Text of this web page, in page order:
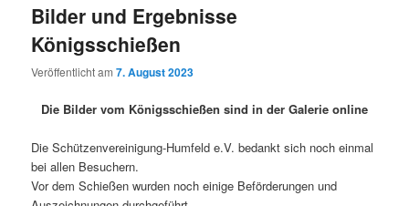
Bilder und Ergebnisse
Königsschießen
Veröffentlicht am7. August 2023
Die Bilder vom Königsschießen sind in der Galerie online
Die Schützenvereinigung-Humfeld e.V. bedankt sich noch einmal
bei allen Besuchern.
Vor dem Schießen wurden noch einige Beförderungen und